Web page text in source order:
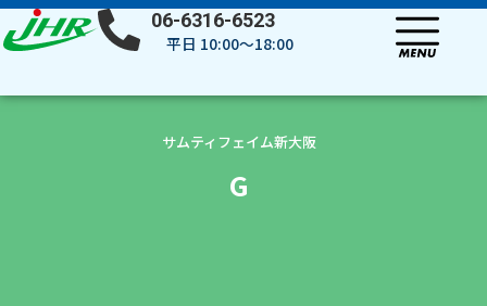
内
容
キ
06-6316-6523
平日 10:00～18:00
サムティフェイム新大阪
G